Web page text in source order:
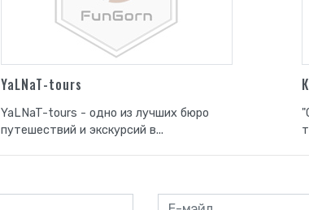
YaLNaT-tours
YaLNaT-tours - одно из лучших бюро
путешествий и экскурсий в...